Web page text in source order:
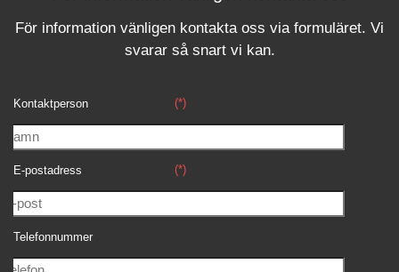
För information vänligen kontakta oss via formuläret. Vi
svararså snart vi kan.
Kontaktperson (*)
E-postadress (*)
Telefonnummer